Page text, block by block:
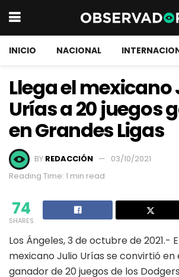
INICIO NACIONAL
Llega el mexicano
Urías a 20 juegos
en Grandes Ligas
BY REDACCIÓN
03/10/2021
Reading Time: 1 min read
74
SHARES
Los Ángeles, 3 de octubre de 2021.-
mexicano Julio Urías se convirtió
ganador de 20 juegos de los